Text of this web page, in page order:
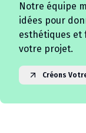
Notre équipe
idées pour
esthétiques et
votre projet.
Créons